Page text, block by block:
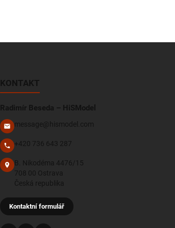
KONTAKT
Radimír Beseda – HiSModel
message@hismodel.com
+420 736 643 287
B. Nikodéma 4476/15
708 00 Ostrava
Česká republika
Kontaktní formulář